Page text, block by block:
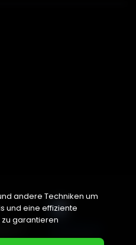
andere Techniken um
und eine effiziente
garantieren
nach ISO 27001